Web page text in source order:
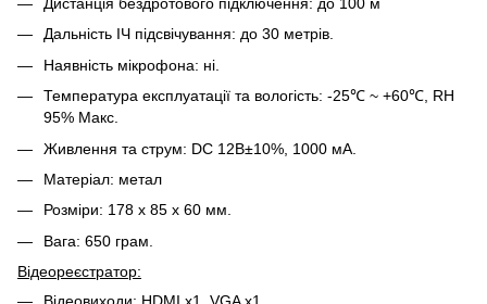
Дальність ІЧ підсвічування: до 30 метрів.
Наявність мікрофона: ні.
Температура експлуатації та вологість: -25℃ ~ +60℃, RH
95% Макс.
Живлення та струм: DC 12В±10%, 1000 мА.
Матеріал: метал
Розміри: 178 х 85 х 60 мм.
Вага: 650 грам.
Відеореєстратор: